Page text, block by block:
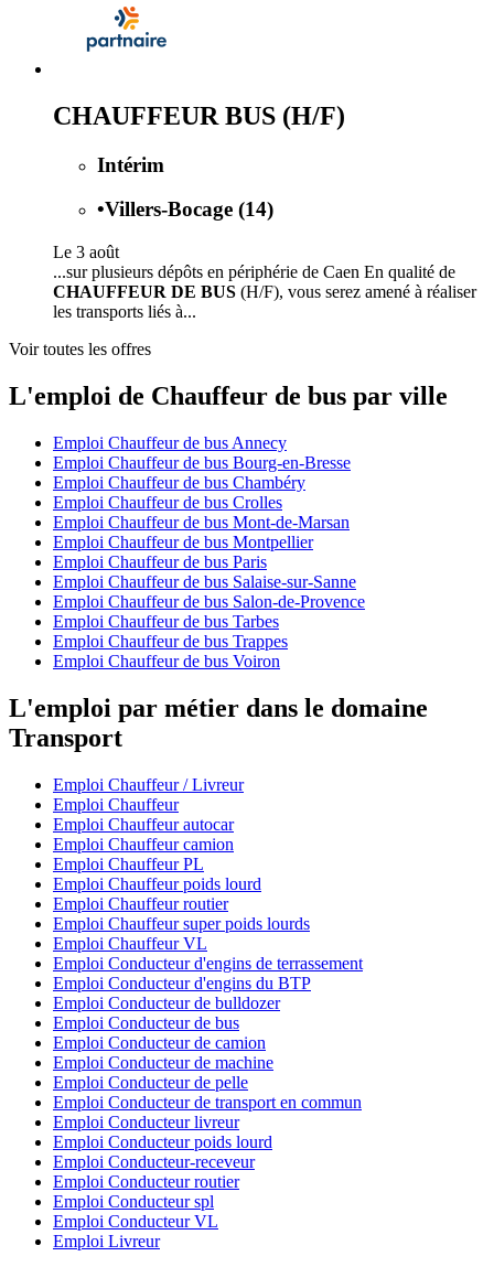
CHAUFFEUR BUS (H/F)
Intérim
•Villers-Bocage (14)
Le 3 août
...sur plusieurs dépôts en périphérie de Caen En qualité de
CHAUFFEUR DE BUS (H/F), vous serez amené à réaliser
les transports liés à...
Voir toutes les offres
L'emploi de Chauffeur de bus par ville
Emploi Chauffeur de bus Annecy
Emploi Chauffeur de bus Bourg-en-Bresse
Emploi Chauffeur de bus Chambéry
Emploi Chauffeur de bus Crolles
Emploi Chauffeur de bus Mont-de-Marsan
Emploi Chauffeur de bus Montpellier
Emploi Chauffeur de bus Paris
Emploi Chauffeur de bus Salaise-sur-Sanne
Emploi Chauffeur de bus Salon-de-Provence
Emploi Chauffeur de bus Tarbes
Emploi Chauffeur de bus Trappes
Emploi Chauffeur de bus Voiron
L'emploi par métier dans le domaine
Transport
Emploi Chauffeur / Livreur
Emploi Chauffeur
Emploi Chauffeur autocar
Emploi Chauffeur camion
Emploi Chauffeur PL
Emploi Chauffeur poids lourd
Emploi Chauffeur routier
Emploi Chauffeur super poids lourds
Emploi Chauffeur VL
Emploi Conducteur d'engins de terrassement
Emploi Conducteur d'engins du BTP
Emploi Conducteur de bulldozer
Emploi Conducteur de bus
Emploi Conducteur de camion
Emploi Conducteur de machine
Emploi Conducteur de pelle
Emploi Conducteur de transport en commun
Emploi Conducteur livreur
Emploi Conducteur poids lourd
Emploi Conducteur-receveur
Emploi Conducteur routier
Emploi Conducteur spl
Emploi Conducteur VL
Emploi Livreur